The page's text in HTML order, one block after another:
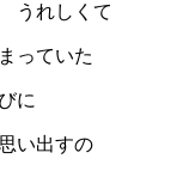
うれしくて
っていた
に
い出すの